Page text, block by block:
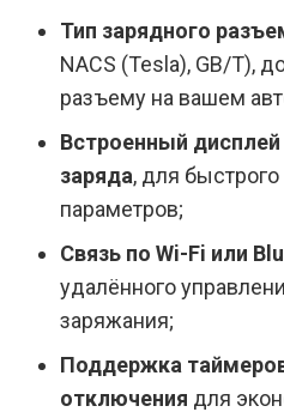
Тип зарядного
NACS (Tesla), GB/T),
разъему на вашем
Встроенный
заряда, для
параметров;
Связь по Wi-Fi или
удалённого
заряжания;
Поддержка
отключения для